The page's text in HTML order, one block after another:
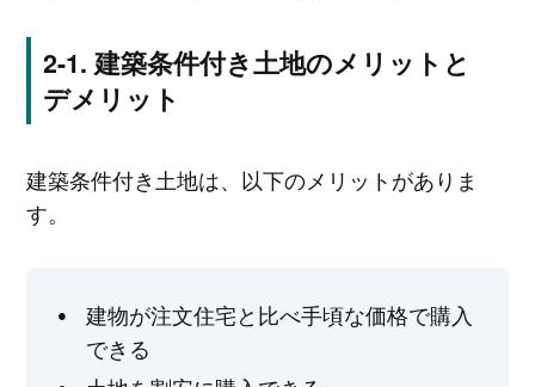
建築条件付き土地のメリットと
デメリット
建築条件付き土地は、以下のメリットがありま
す。
建物が注文住宅と比べ手頃な価格で購入
できる